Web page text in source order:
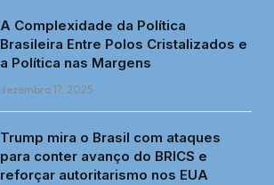
A Complexidade da Política
Brasileira Entre Polos Cristalizados e
a Política nas Margens
dezembro 17, 2025
Trump mira o Brasil com ataques
para conter avanço do BRICS e
reforçar autoritarismo nos EUA